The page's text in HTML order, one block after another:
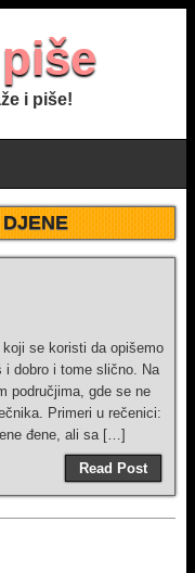
i piše!
se koristi da opišemo
i dobro i tome slično. Na
područjima, gde se ne
Primeri u rečenici:
đene, ali sa […]
Read Post